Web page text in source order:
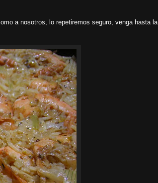
a nosotros, lo repetiremos seguro, venga hasta la